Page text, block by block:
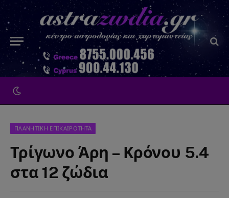
ΠΛΑΝΗΤΙΚΗ ΕΠΙΚΑΙΡΟΤΗΤΑ
Τρίγωνο Άρη – Κρόνου 5.4
στα 12 ζώδια